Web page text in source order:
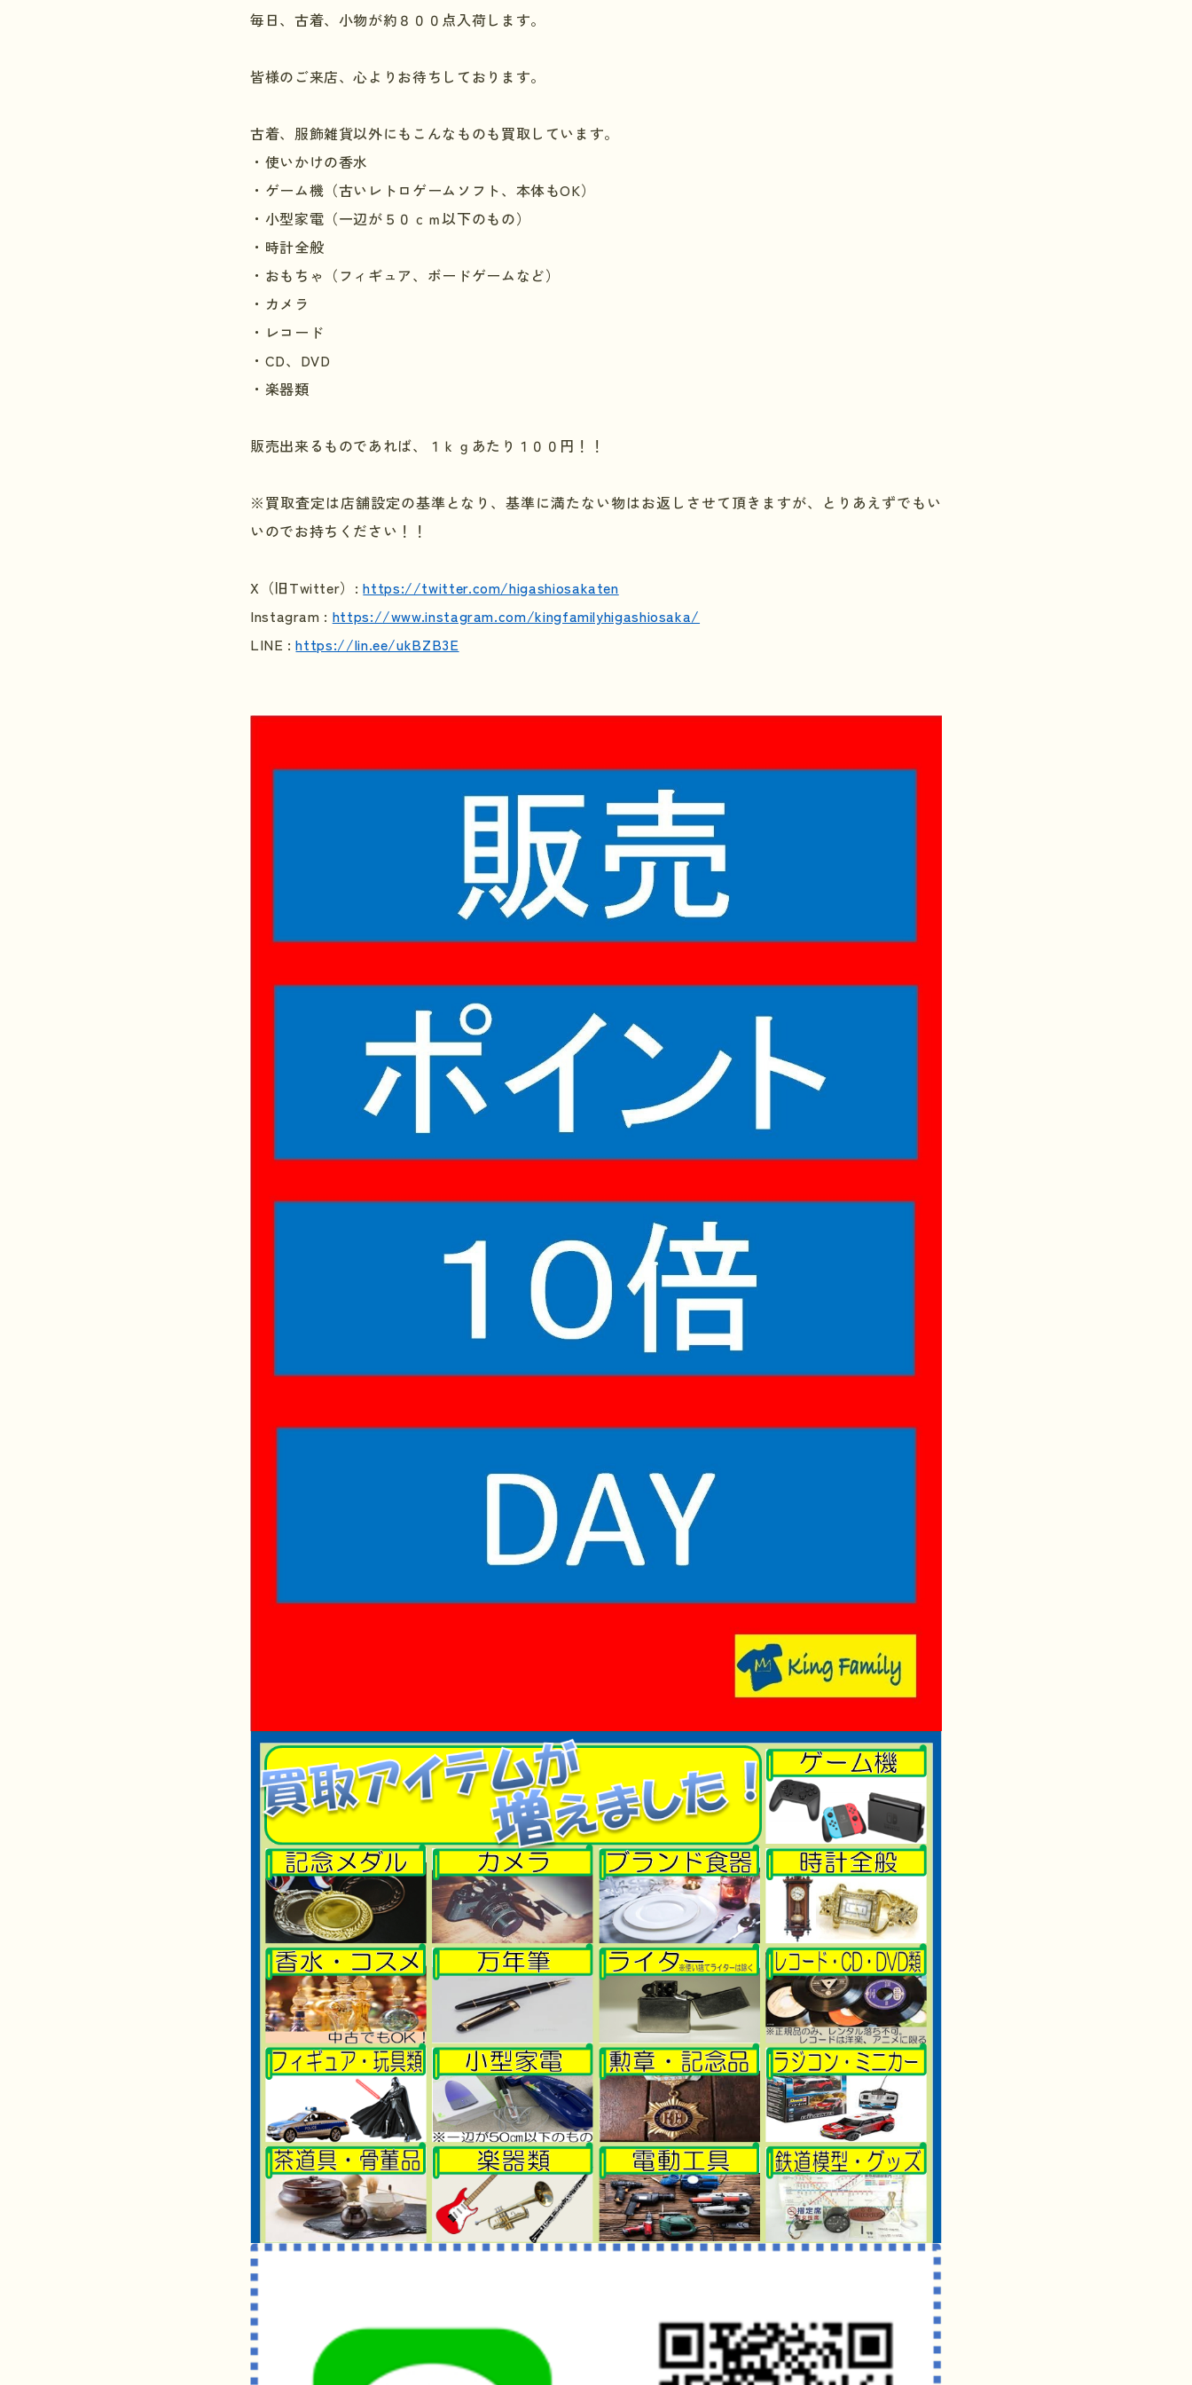
毎日、古着、小物が約８００点入荷します。
皆様のご来店、心よりお待ちしております。
古着、服飾雑貨以外にもこんなものも買取しています。
・使いかけの香水
・ゲーム機（古いレトロゲームソフト、本体もOK）
・小型家電（一辺が５０ｃｍ以下のもの）
・時計全般
・おもちゃ（フィギュア、ボードゲームなど）
・カメラ
・レコード
・CD、DVD
・楽器類
販売出来るものであれば、１ｋｇあたり１００円！！
※買取査定は店舗設定の基準となり、基準に満たない物はお返しさせて頂きますが、とりあえずでもい
いのでお持ちください！！
X （旧Twitter） :https://twitter.com/higashiosakaten
Instagram : https://www.instagram.com/kingfamilyhigashiosaka/
LINE :https://lin.ee/ukBZB3E